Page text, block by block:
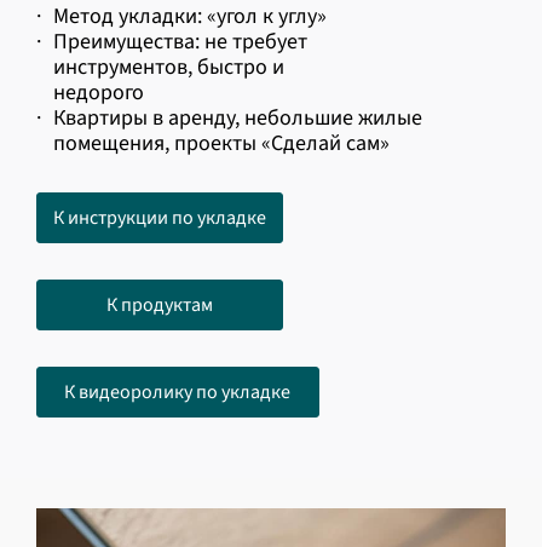
· Метод укладки: «угол к углу»
· Преимущества: не требует
инструментов, быстро и
недорого
· Квартиры в аренду, небольшие жилые
помещения, проекты «Сделай сам»
К инструкции по укладке
К продуктам
К видеоролику по укладке